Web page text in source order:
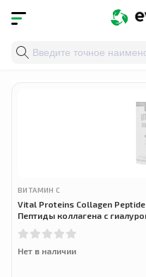
Главная
ВИТАМИН С
Vital Proteins Collagen
Пептиды коллагена с
Нет в наличии